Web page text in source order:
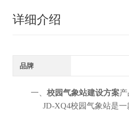
详细介绍
品牌
一、 校园气象站建设方案
JD-XQ4校园气象站是一